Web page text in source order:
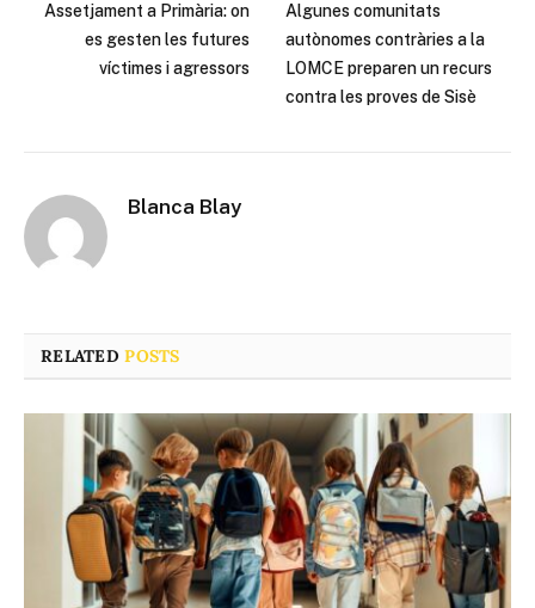
Assetjament a Primària: on
es gesten les futures
víctimes i agressors
Algunes comunitats
autònomes contràries a la
LOMCE preparen un recurs
contra les proves de Sisè
Blanca Blay
RELATEDPOSTS